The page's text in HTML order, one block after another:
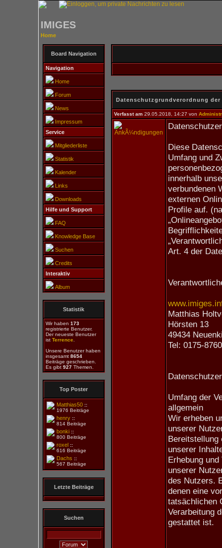
IMIGES
Home
Board Navigation
Navigation
Home
Forum
News
Impressum
Service
Mitgliederliste
Statistik
Kalender
Links
Downloads
Hilfe und Support
FAQ
Knowledge Base
Suchen
Credits
Interaktiv
Album
Statistik
Wir haben 173
registrierte Benutzer.
Der neueste Benutzer
ist Terrence.
Unsere Benutzer haben
insgesamt 8654
Beiträge geschrieben.
Es gibt 927Themen.
Top Poster
Matthias50 ::
1976 Beiträge
henry ::
814 Beiträge
bonki ::
800 Beiträge
roxel ::
616 Beiträge
Dachs ::
567 Beiträge
Letzte Beiträge
Suchen
Datenschutzgrundverordnung der
Verfasst am29.05.2018, 14:27 von
Diese
Umfang und
innerhalb
verbundenen
externen
Profile auf.
Art. 4 der
Matthias
Hörsten 13
49434
Tel: 0175-
Umfang der
allgemein
Wir erheben
unserer
Bereitstellung
unserer
Erhebung
unserer
des Nutzers.
denen eine
tatsächlichen
Verarbeitung
gestattet ist.